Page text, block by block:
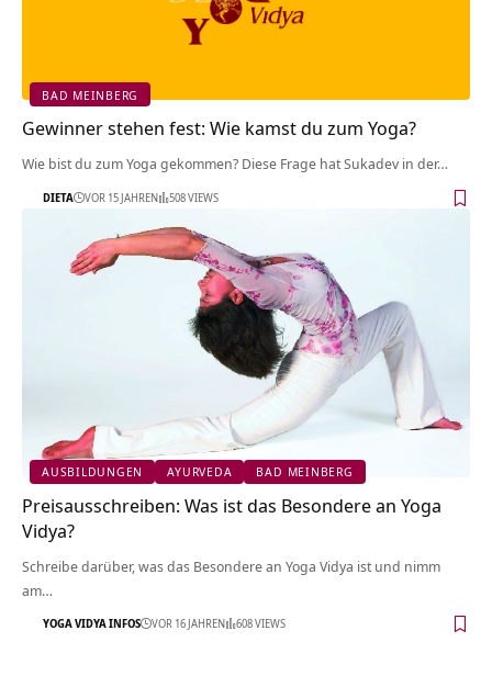
BAD MEINBERG
Gewinner stehen fest: Wie kamst du zum Yoga?
Wie bist du zum Yoga gekommen? Diese Frage hat Sukadev in der…
DIETA VOR 15 JAHREN 508 VIEWS
AUSBILDUNGEN AYURVEDA BAD MEINBERG
Preisausschreiben: Was ist das Besondere an Yoga
Vidya?
Schreibe darüber, was das Besondere an Yoga Vidya ist und nimm
am…
YOGA VIDYA INFOS VOR 16 JAHREN 608 VIEWS